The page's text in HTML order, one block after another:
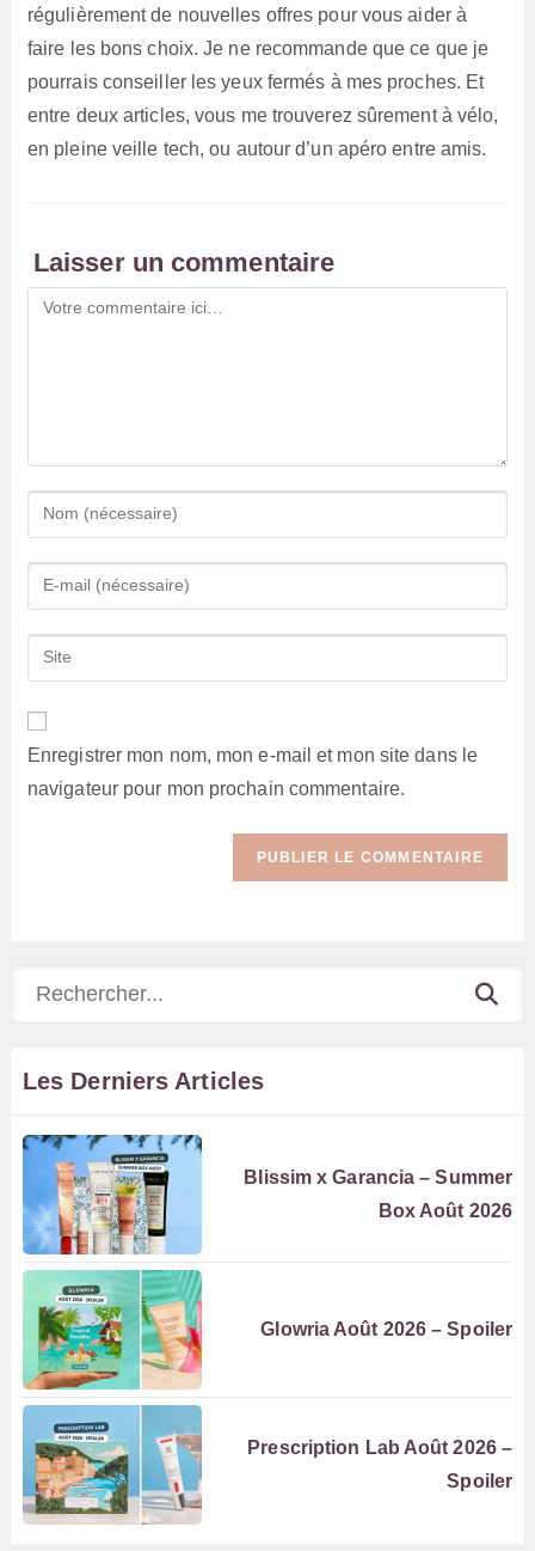
régulièrement de nouvelles offres pour vous aider à
faire les bons choix. Je ne recommande que ce que je
pourrais conseiller les yeux fermés à mes proches. Et
entre deux articles, vous me trouverez sûrement à vélo,
en pleine veille tech, ou autour d’un apéro entre amis.
Laisser un commentaire
Comment
Enter
your
name
comment
Enter
your
email
address
Saisir
l’URL
votre
site
(facultatif)
Enregistrer mon nom, mon e-mail et mon site dans le
navigateur pour mon prochain commentaire.
Les Derniers Articles
Blissim x Garancia – Summer
Box Août 2026
Glowria Août 2026 – Spoiler
Prescription Lab Août 2026 –
Spoiler